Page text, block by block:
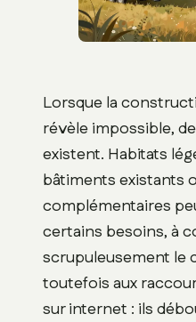
Lorsque la
révèle impossible,
existent. Habitats
bâtiments existants
complémentaires
certains besoins, à
scrupuleusement le
toutefois aux
sur internet : ils